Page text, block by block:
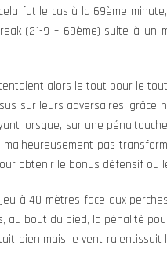
fut le cas à la 69ème
(21-9 – 69ème) suite à un
alors le tout pour le
sur leurs adversaires, grâce
lorsque, sur une
pas
obtenir le bonus défensif ou
à 40 mètres face aux
au bout du pied, la pénalité
bien mais le vent